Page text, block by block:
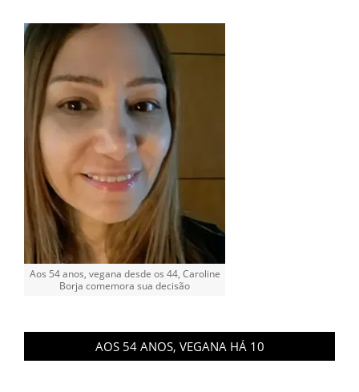
Aos 54 anos, vegana desde os 44, Caroline
Borja comemora sua decisão
AOS 54 ANOS, VEGANA HÁ 10